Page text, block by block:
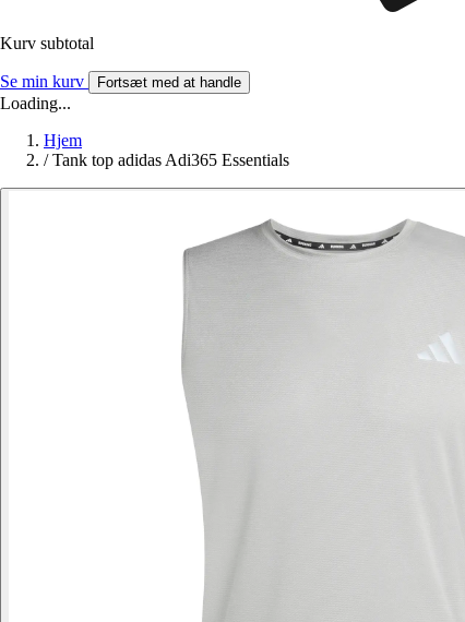
Kurv subtotal
Se min kurv Fortsæt med at handle
Loading...
Hjem
/ Tank top adidas Adi365 Essentials